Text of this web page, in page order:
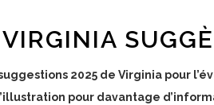
2025 de Virginia pour
pour davantage